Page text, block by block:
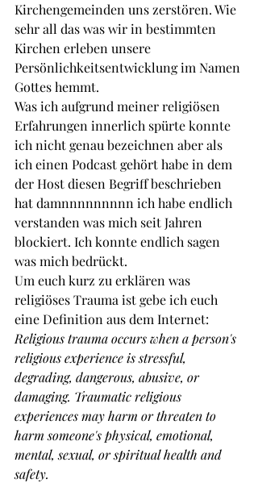
Kirchengemeinden uns zerstören. Wie
sehr all das was wir in bestimmten
Kirchen erleben unsere
Persönlichkeitsentwicklung im Namen
Gottes hemmt.
Was ich aufgrund meiner religiösen
Erfahrungen innerlich spürte konnte
ich nicht genau bezeichnen aber als
ich einen Podcast gehört habe in dem
der Host diesen Begriff beschrieben
hat damnnnnnnnnn ich habe endlich
verstanden was mich seit Jahren
blockiert. Ich konnte endlich sagen
was mich bedrückt.
Um euch kurz zu erklären was
religiöses Trauma ist gebe ich euch
eine Definition aus dem Internet:
Religious trauma occurs when a person's
religious experience is stressful,
degrading, dangerous, abusive, or
damaging. Traumatic religious
experiences may harm or threaten to
harm someone's physical, emotional,
mental, sexual, or spiritual health and
safety.